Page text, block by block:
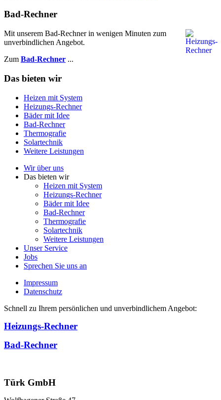
Bad-Rechner
Mit unserem Bad-Rechner in wenigen Minuten zum
unverbindlichen Angebot.
Zum Bad-Rechner ...
Das bieten wir
Heizen mit System
Heizungs-Rechner
Bäder mit Idee
Bad-Rechner
Thermografie
Solartechnik
Weitere Leistungen
Wir über uns
Das bieten wir
Heizen mit System
Heizungs-Rechner
Bäder mit Idee
Bad-Rechner
Thermografie
Solartechnik
Weitere Leistungen
Unser Service
Jobs
Sprechen Sie uns an
Impressum
Datenschutz
Schnell zu Ihrem persönlichen und unverbindlichem Angebot:
Heizungs-Rechner
Bad-Rechner
Türk GmbH